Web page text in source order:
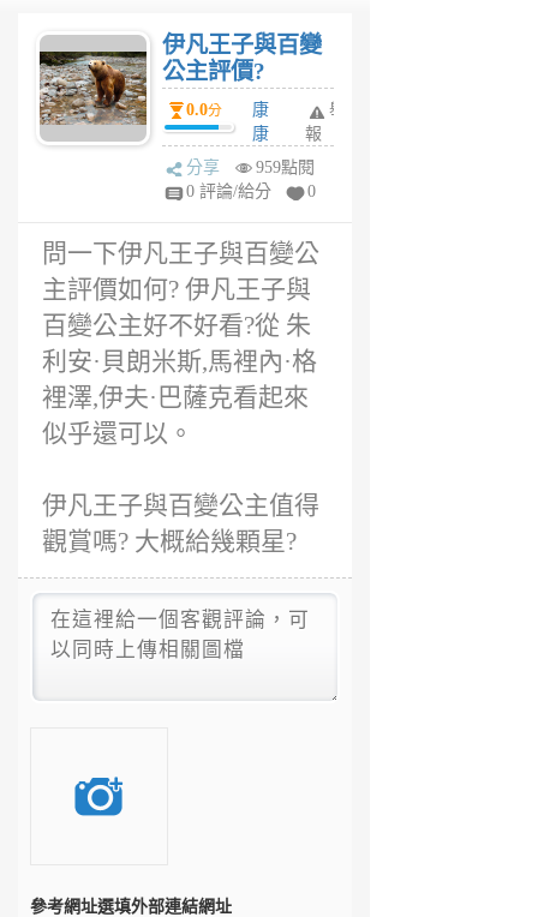
伊凡王子與百變
公主評價?
0.0分
康
康
6
年
舉
報
分享
959點閱
0 評論/給分
0
問一下伊凡王子與百變公
主評價如何? 伊凡王子與
百變公主好不好看?從 朱
利安·貝朗米斯,馬裡內·格
裡澤,伊夫·巴薩克看起來
似乎還可以。
伊凡王子與百變公主值得
觀賞嗎? 大概給幾顆星?
參考網址選填外部連結網址